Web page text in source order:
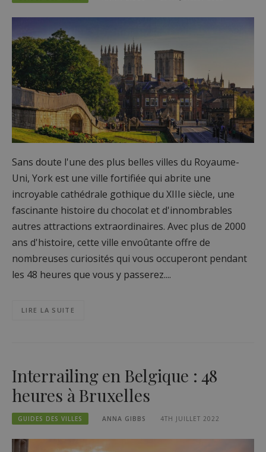
Sans doute l'une des plus belles villes du Royaume-
Uni, York est une ville fortifiée qui abrite une
incroyable cathédrale gothique du XIIIe siècle, une
fascinante histoire du chocolat et d'innombrables
autres attractions extraordinaires. Avec plus de 2000
ans d'histoire, cette ville envoûtante offre de
nombreuses curiosités qui vous occuperont pendant
les 48 heures que vous y passerez....
LIRE LA SUITE
Interrailing en Belgique : 48
heures à Bruxelles
GUIDES DES VILLES ANNA GIBBS 4TH JUILLET 2022